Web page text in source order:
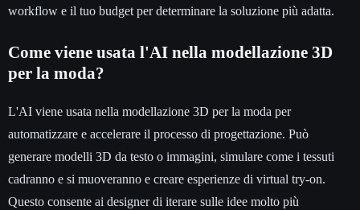
workflow e il tuo budget per determinare la soluzione più adatta.
Come viene usata l'AI nella modellazione 3D
per la moda?
L'AI viene usata nella modellazione 3D per la moda per
automatizzare e accelerare il processo di progettazione. Può
generare modelli 3D da testo o immagini, simulare come i tessuti
cadranno e si muoveranno e creare esperienze di virtual try-on.
Questo consente ai designer di iterare sulle idee molto più